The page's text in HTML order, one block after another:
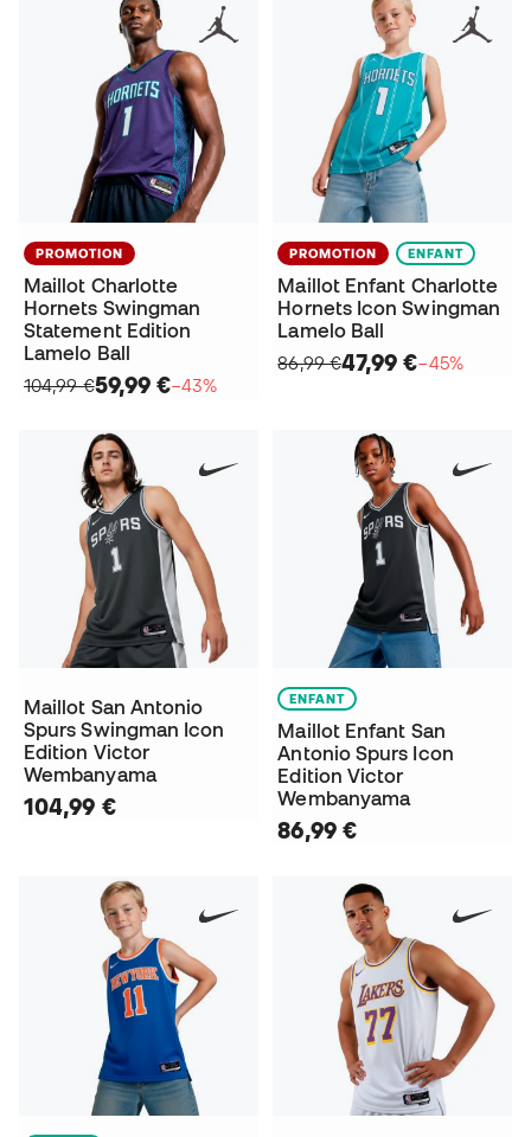
PROMOTION
Maillot Charlotte
Hornets Swingman
Statement Edition
Lamelo Ball
104,99 €59,99 €−43%
PROMOTION ENFANT
Maillot Enfant Charlotte
Hornets Icon Swingman
Lamelo Ball
86,99 €47,99 €−45%
Maillot San Antonio
Spurs Swingman Icon
Edition Victor
Wembanyama
104,99 €
ENFANT
Maillot Enfant San
Antonio Spurs Icon
Edition Victor
Wembanyama
86,99 €